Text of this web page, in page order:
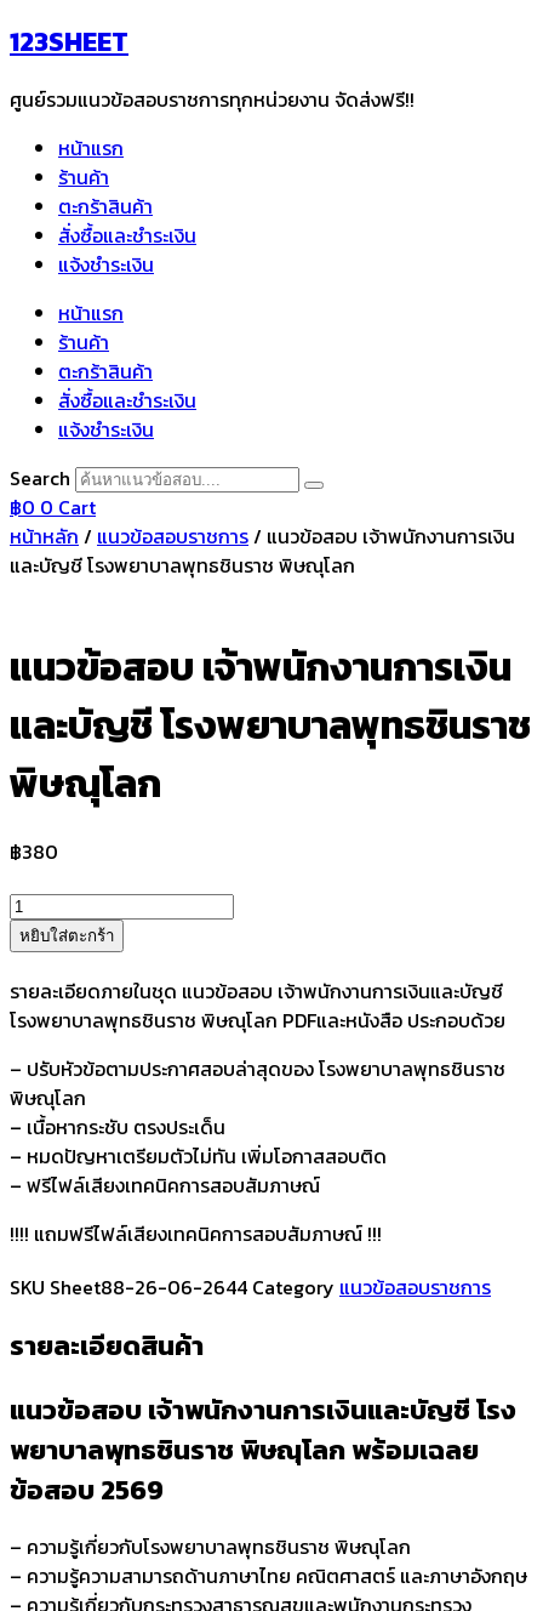
Skip
to
content
123SHEET
ศูนย์รวมแนวข้อสอบราชการทุกหน่วยงาน จัดส่งฟรี!!
หน้าแรก
ร้านค้า
ตะกร้าสินค้า
สั่งซื้อและชำระเงิน
แจ้งชำระเงิน
หน้าแรก
ร้านค้า
ตะกร้าสินค้า
สั่งซื้อและชำระเงิน
แจ้งชำระเงิน
Search
฿0 0 Cart
หน้าหลัก / แนวข้อสอบราชการ/ แนวข้อสอบ เจ้าพนักงานการเงิน
และบัญชี โรงพยาบาลพุทธชินราช พิษณุโลก
แนวข้อสอบ เจ้าพนักงานการเงิน
และบัญชี โรงพยาบาลพุทธชินราช
พิษณุโลก
฿380
จำนวน
แนว
ข้อสอบ
เจ้า
พนักงาน
เงิน
และ
บัญชี
โรง
พยาบาล
พุทธ
ราช
ชิ้น
หยิบใส่ตะกร้า
รายละเอียดภายในชุด แนวข้อสอบ เจ้าพนักงานการเงินและบัญชี
โรงพยาบาลพุทธชินราช พิษณุโลก PDFและหนังสือ ประกอบด้วย
– ปรับหัวข้อตามประกาศสอบล่าสุดของ โรงพยาบาลพุทธชินราช
พิษณุโลก
– เนื้อหากระชับ ตรงประเด็น
– หมดปัญหาเตรียมตัวไม่ทัน เพิ่มโอกาสสอบติด
– ฟรีไฟล์เสียงเทคนิคการสอบสัมภาษณ์
!!!! แถมฟรีไฟล์เสียงเทคนิคการสอบสัมภาษณ์ !!!
SKU Sheet88-26-06-2644 Category แนวข้อสอบราชการ
รายละเอียดสินค้า
แนวข้อสอบ เจ้าพนักงานการเงินและบัญชี โรง
พยาบาลพุทธชินราช พิษณุโลกพร้อมเฉลย
ข้อสอบ 2569
– ความรู้เกี่ยวกับโรงพยาบาลพุทธชินราช พิษณุโลก
– ความรู้ความสามารถด้านภาษาไทย คณิตศาสตร์ และภาษาอังกฤษ
– ความรู้เกี่ยวกับกระทรวงสาธารณสุขและพนักงานกระทรวง